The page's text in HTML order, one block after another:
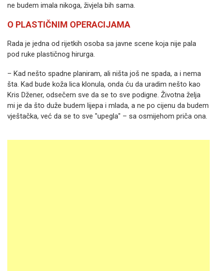
ne budem imala nikoga, živjela bih sama.
O PLASTIČNIM OPERACIJAMA
Rada je jedna od rijetkih osoba sa javne scene koja nije pala
pod ruke plastičnog hirurga.
– Kad nešto spadne planiram, ali ništa još ne spada, a i nema
šta. Kad bude koža lica klonula, onda ću da uradim nešto kao
Kris Džener, odsečem sve da se to sve podigne. Životna želja
mi je da što duže budem lijepa i mlada, a ne po cijenu da budem
vještačka, već da se to sve "upegla" – sa osmijehom priča ona.